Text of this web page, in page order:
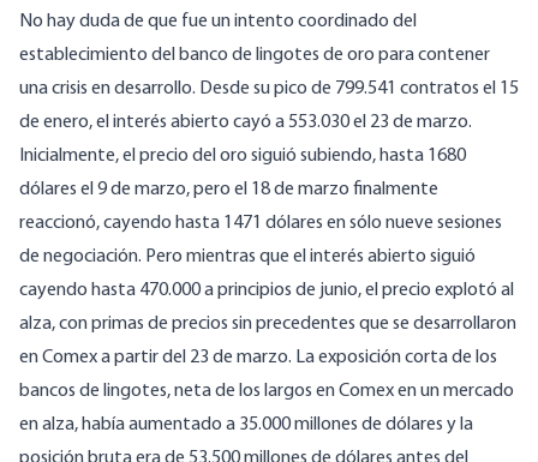
No hay duda de que fue un intento coordinado del
establecimiento del banco de lingotes de oro para contener
una crisis en desarrollo. Desde su pico de 799.541 contratos el 15
de enero, el interés abierto cayó a 553.030 el 23 de marzo.
Inicialmente, el precio del oro siguió subiendo, hasta 1680
dólares el 9 de marzo, pero el 18 de marzo finalmente
reaccionó, cayendo hasta 1471 dólares en sólo nueve sesiones
de negociación. Pero mientras que el interés abierto siguió
cayendo hasta 470.000 a principios de junio, el precio explotó al
alza, con primas de precios sin precedentes que se desarrollaron
en Comex a partir del 23 de marzo. La exposición corta de los
bancos de lingotes, neta de los largos en Comex en un mercado
en alza, había aumentado a 35.000 millones de dólares y la